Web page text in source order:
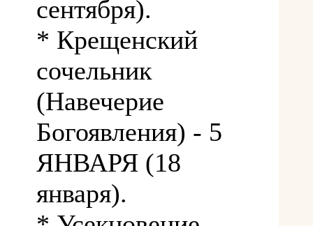
сентября).
* Крещенский
сочельник
(Навечерие
Богоявления) - 5
ЯНВАРЯ (18
января).